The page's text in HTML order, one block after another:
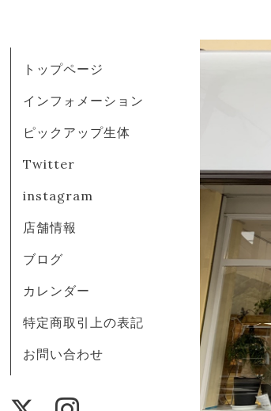
トップページ
インフォメーション
ピックアップ生体
Twitter
instagram
店舗情報
ブログ
カレンダー
特定商取引上の表記
お問い合わせ